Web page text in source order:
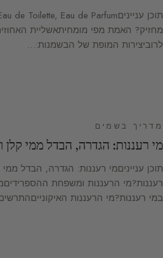
מחזיק? האמת מפי מומחיתאשליית
לרוביצירות המופת של הבשמנות:…
מדריך בשמים
מי רעננות: הגדרה, הבדל ממי קלן
תוכן ענייניםמי רעננות: הגדרה, הבדל
רעננות?מי הרעננות ומשפחת
במי רעננות?מי הרעננות